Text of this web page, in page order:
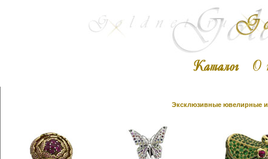
Эксклюзивные ювелирные